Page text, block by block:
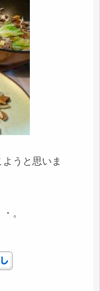
うと思いま
。